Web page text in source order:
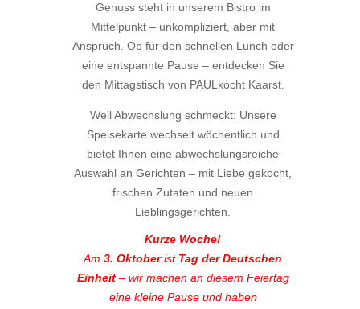
Genuss steht in unserem Bistro im
Mittelpunkt – unkompliziert, aber mit
Anspruch. Ob für den schnellen Lunch oder
eine entspannte Pause – entdecken Sie
den Mittagstisch von PAULkocht Kaarst.
Weil Abwechslung schmeckt: Unsere
Speisekarte wechselt wöchentlich und
bietet Ihnen eine abwechslungsreiche
Auswahl an Gerichten – mit Liebe gekocht,
frischen Zutaten und neuen
Lieblingsgerichten.
Kurze Woche!
Am3. Oktoberist Tag der Deutschen
Einheit– wir machen an diesem Feiertag
eine kleine Pause und haben